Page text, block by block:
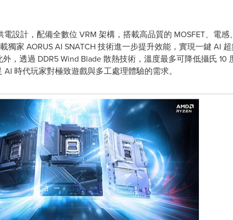
設計，配備全數位 VRM 架構，搭載高品質的 MOSFET、電感
家 AORUS AI SNATCH 技術進一步提升效能，實現一鍵 AI
，透過 DDR5 Wind Blade 散熱技術，溫度最多可降低攝氏 10
時代玩家對極致遊戲與多工處理體驗的需求。